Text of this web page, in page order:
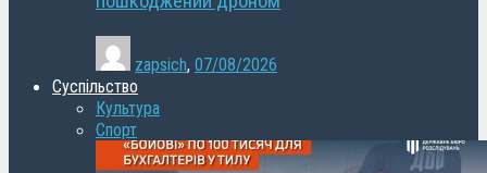
zapsich, 07/08/2026
Суспільство
Культура
Спорт